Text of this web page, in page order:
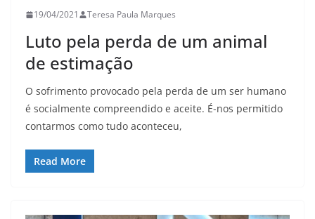
19/04/2021 Teresa Paula Marques
Luto pela perda de um animal
de estimação
O sofrimento provocado pela perda de um ser humano
é socialmente compreendido e aceite. É-nos permitido
contarmos como tudo aconteceu,
Read More